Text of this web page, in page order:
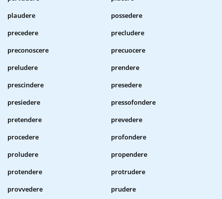
plaudere
possedere
precedere
precludere
preconoscere
precuocere
preludere
prendere
prescindere
presedere
presiedere
pressofondere
pretendere
prevedere
procedere
profondere
proludere
propendere
protendere
protrudere
provvedere
prudere